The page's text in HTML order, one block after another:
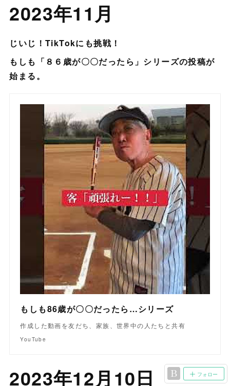
2023年11月
じいじ！TikTokにも挑戦！
もしも「８６歳が〇〇だったら」シリーズの投稿が
始まる。
もしも86歳が〇〇だったら…シリーズ
作成した動画を友だち、家族、世界中の人たちと共有
YouTube
2023年12月10日 フォロー